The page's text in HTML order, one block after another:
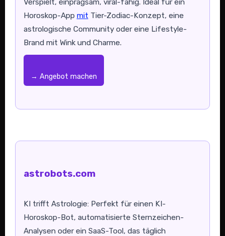
Horoskop-App mit Tier-Zodiac-Konzept, eine
astrologische Community oder eine Lifestyle-
Brand mit Wink und Charme.
→ Angebot machen
astrobots.com
KI trifft Astrologie: Perfekt für einen KI-
Horoskop-Bot, automatisierte Sternzeichen-
Analysen oder ein SaaS-Tool, das täglich